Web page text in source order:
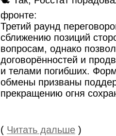
фронте:
Третий раунд
сближению позиций
вопросам, однако
договорённостей и
и телами погибших.
обмены призваны
прекращению огня
( Читать дальше )